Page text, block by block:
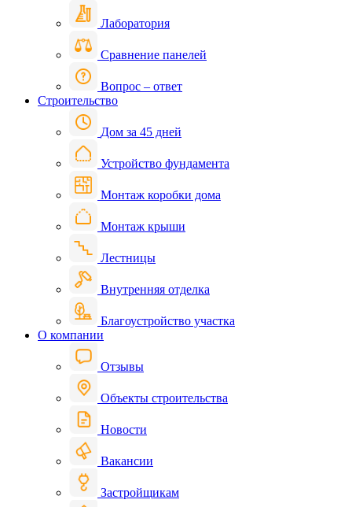
Лаборатория
Сравнение панелей
Вопрос – ответ
Строительство
Дом за 45 дней
Устройство фундамента
Монтаж коробки дома
Монтаж крыши
Лестницы
Внутренняя отделка
Благоустройство участка
О компании
Отзывы
Объекты строительства
Новости
Вакансии
Застройщикам